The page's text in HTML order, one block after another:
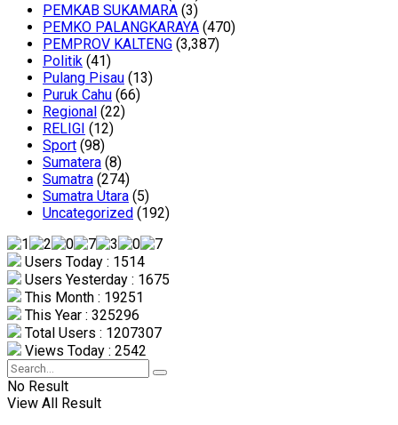
PEMKAB SUKAMARA (3)
PEMKO PALANGKARAYA (470)
PEMPROV KALTENG (3,387)
Politik (41)
Pulang Pisau (13)
Puruk Cahu (66)
Regional (22)
RELIGI (12)
Sport (98)
Sumatera (8)
Sumatra (274)
Sumatra Utara (5)
Uncategorized (192)
Users Today : 1514
Users Yesterday : 1675
This Month : 19251
This Year : 325296
Total Users : 1207307
Views Today : 2542
No Result
View All Result